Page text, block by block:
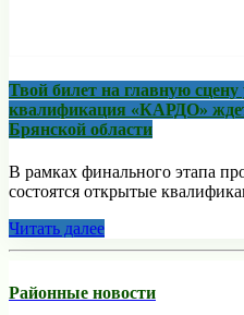
Твой билет на главную
квалификация «КАРДО»
Брянской области
В рамках финального этапа
состоятся открытые
Читать далее
Районные новости